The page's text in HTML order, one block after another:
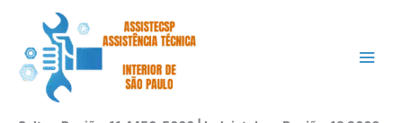
conteúdo